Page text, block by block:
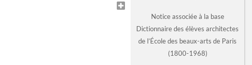
Notice associée à la base
Dictionnaire des élèves architectes
de l’École des beaux-arts de Paris
(1800-1968)